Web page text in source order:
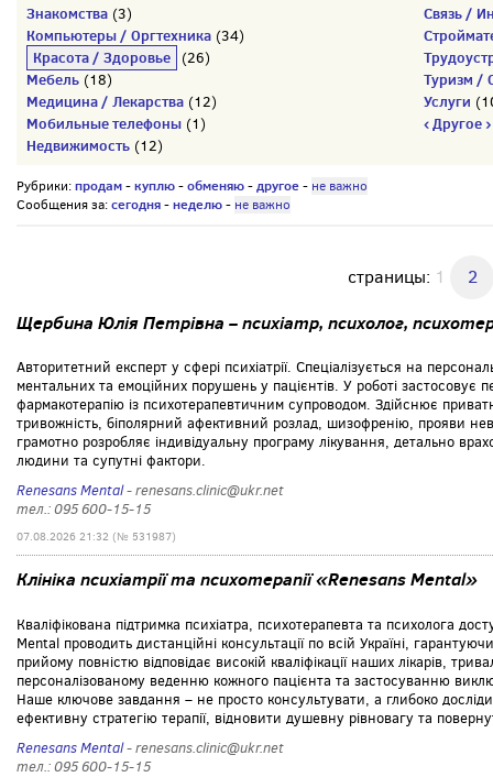
Знакомства (3)
Компьютеры / Оргтехника (34)
Красота / Здоровье (26)
Мебель (18)
Медицина / Лекарства (12)
Мобильные телефоны (1)
Недвижимость (12)
Связь /
Туризм /
Услуги
‹ Другое ›
Рубрики:продам-куплю-обменяю-другое- не важно
Сообщения за:сегодня-неделю- не важно
страницы: 1 2
Щербина Юлія Петрівна – психіатр, психолог,
Авторитетний експерт у сфері психіатрії. Спеціалізується на
ментальних та емоційних порушень у пацієнтів. У роботі застосовує
фармакотерапію із психотерапевтичним супроводом. Здійснює
тривожність, біполярний афективний розлад, шизофренію, прояви
грамотно розробляє індивідуальну програму лікування, детально
людини та супутні фактори.
Renesans Mental- renesans.clinic@ukr.net
тел.: 095 600-15-15
07.08.2026 21:32 (№ 531987)
Клініка психіатрії та психотерапії «Renesans Mental»
Кваліфікована підтримка психіатра, психотерапевта та психолога
Mental проводить дистанційні консультації по всій Україні,
прийому повністю відповідає високій кваліфікації наших лікарів,
персоналізованому веденню кожного пацієнта та застосуванню
Наше ключове завдання – не просто консультувати, а глибоко
ефективну стратегію терапії, відновити душевну рівновагу та
Renesans Mental- renesans.clinic@ukr.net
тел.: 095 600-15-15